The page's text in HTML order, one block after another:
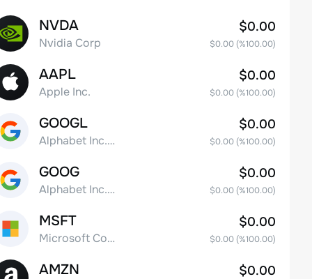
NVDA
Nvidia Corp
$0.00
$0.00(%100.00)
AAPL
Apple Inc.
$0.00
$0.00(%100.00)
GOOGL
Alphabet Inc. Class A Common Stock
$0.00
$0.00(%100.00)
GOOG
Alphabet Inc. Class C Capital Stock
$0.00
$0.00(%100.00)
MSFT
Microsoft Corp
$0.00
$0.00(%100.00)
AMZN $0.00